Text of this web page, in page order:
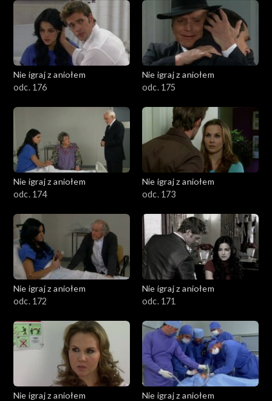
Nie igraj z aniołem
odc. 176
Nie igraj z aniołem
odc. 175
Nie igraj z aniołem
odc. 174
Nie igraj z aniołem
odc. 173
Nie igraj z aniołem
odc. 172
Nie igraj z aniołem
odc. 171
Nie igraj z aniołem
Nie igraj z aniołem